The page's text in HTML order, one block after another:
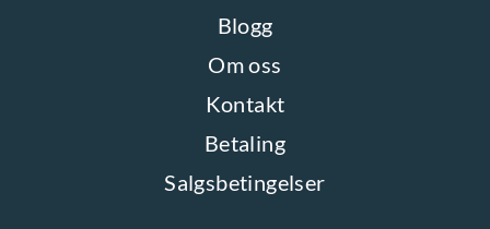
Blogg
Om oss
Kontakt
Betaling
Salgsbetingelser